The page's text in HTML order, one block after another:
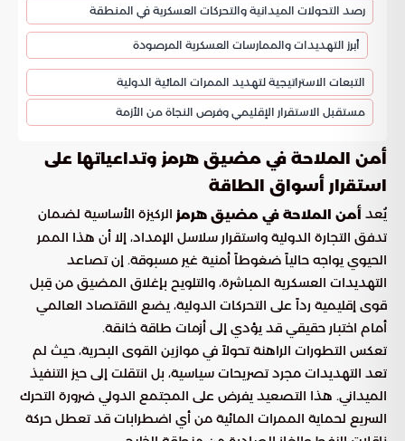
رصد التحولات الميدانية والتحركات العسكرية في المنطقة
أبرز التهديدات والممارسات العسكرية المرصودة
التبعات الاستراتيجية لتهديد الممرات المائية الدولية
مستقبل الاستقرار الإقليمي وفرص النجاة من الأزمة
أمن الملاحة في مضيق هرمز وتداعياتها على
استقرار أسواق الطاقة
يُعد أمن الملاحة في مضيق هرمز الركيزة الأساسية لضمان
تدفق التجارة الدولية واستقرار سلاسل الإمداد، إلا أن هذا الممر
الحيوي يواجه حالياً ضغوطاً أمنية غير مسبوقة. إن تصاعد
التهديدات العسكرية المباشرة، والتلويح بإغلاق المضيق من قِبل
قوى إقليمية رداً على التحركات الدولية، يضع الاقتصاد العالمي
أمام اختبار حقيقي قد يؤدي إلى أزمات طاقة خانقة.
تعكس التطورات الراهنة تحولاً في موازين القوى البحرية، حيث لم
تعد التهديدات مجرد تصريحات سياسية، بل انتقلت إلى حيز التنفيذ
الميداني. هذا التصعيد يفرض على المجتمع الدولي ضرورة التحرك
السريع لحماية الممرات المائية من أي اضطرابات قد تعطل حركة